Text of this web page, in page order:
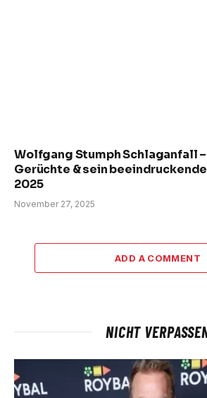
Wolfgang Stumph Schlaganfall
Gerüchte & sein
2025
November 27, 2025
ADD A COMMENT
NICHT